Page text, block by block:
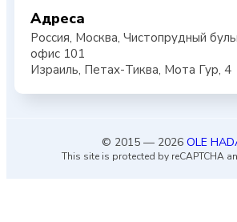
Адреса
Россия, Москва, Чистопрудный
офис 101
Израиль, Петах-Тиква, Мота Гур, 4
© 2015 — 2026 OLE
This site is protected by reCAPTCHA